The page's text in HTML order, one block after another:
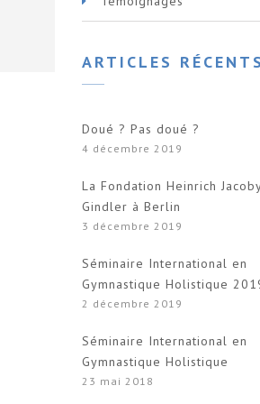
ARTICLES RÉCENTS
Doué ? Pas doué ?
4 décembre 2019
La Fondation Heinrich
Gindler à Berlin
3 décembre 2019
Séminaire International en
Gymnastique Holistique
2 décembre 2019
Séminaire International en
Gymnastique Holistique
23 mai 2018